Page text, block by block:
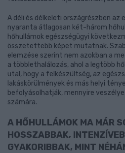
A déli és délkeleti országrészben az
nyaranta átlagosan két-három
hőhullámok egészségügyi
összetettebb képet mutatnak.
elemzése szerint nem azokban a
a többlethalálozás, ahol a legtöbb
utal, hogy a felkészültség, az
lakáskörülmények és más helyi
befolyásolhatják, mennyire
számára.
A HŐHULLÁMOK MA MÁR
HOSSZABBAK,
GYAKORIBBAK, MINT